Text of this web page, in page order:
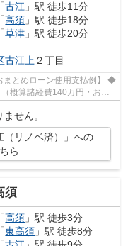
「古江 」駅 徒歩11分
「高須 」駅 徒歩18分
「草津 」駅 徒歩20分
古江上２丁目
概算諸経費140万円・おま
せん。
（リノベ済）」への
ら
須
「高須 」駅 徒歩3分
「東高須 」駅 徒歩8分